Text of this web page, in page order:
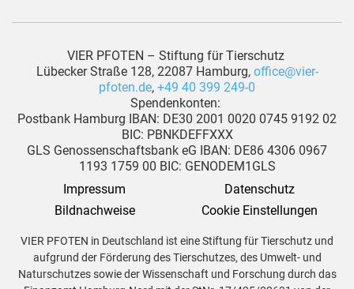
VIER PFOTEN – Stiftung für Tierschutz
Lübecker Straße 128, 22087 Hamburg, office@vier-
pfoten.de, +49 40 399 249-0
Spendenkonten:
Postbank Hamburg IBAN: DE30 2001 0020 0745 9192 02
BIC: PBNKDEFFXXX
GLS Genossenschaftsbank eG IBAN: DE86 4306 0967
1193 1759 00 BIC: GENODEM1GLS
Impressum
Datenschutz
Bildnachweise
Cookie Einstellungen
VIER PFOTEN in Deutschland ist eine Stiftung für Tierschutz und
aufgrund der Förderung des Tierschutzes, des Umwelt- und
Naturschutzes sowie der Wissenschaft und Forschung durch das